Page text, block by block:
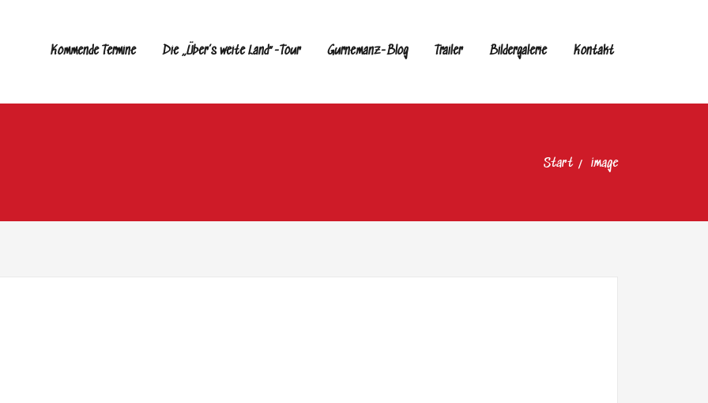
Kommende Termine Die „Über’s weite Land“-Tour Gurnemanz-Blog Trailer Bildergalerie Kontakt
Start image